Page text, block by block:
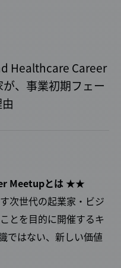
Healthcare Career
、事業初期フェー
Meetupとは ★★
次世代の起業家・ビジ
とを目的に開催するキ
ではない、新しい価値